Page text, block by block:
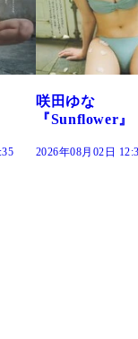
咲田ゆな
『Sunflower』
2026年08月02日